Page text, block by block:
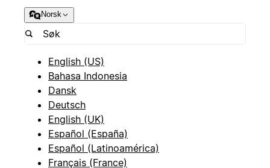
Norsk
English (US)
Bahasa Indonesia
Dansk
Deutsch
English (UK)
Español (España)
Español (Latinoamérica)
Français (France)